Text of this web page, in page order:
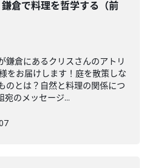
倉で料理を哲学する（前
鎌倉にあるクリスさんのアトリ
をお届けします！庭を散策しな
のとは？自然と料理の関係につ
宛のメッセージ...